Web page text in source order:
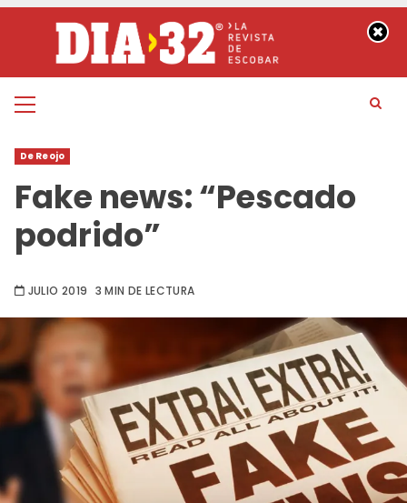
contenido
Menú
De Reojo
Fake news: “Pescado
podrido”
JULIO 2019 3 MIN DE LECTURA